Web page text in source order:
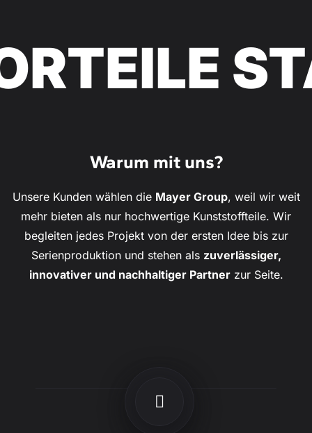
Warum mit uns?
Unsere Kunden wählen die Mayer Group, weil wir weit
mehr bieten als nur hochwertige Kunststoffteile. Wir
begleiten jedes Projekt von der ersten Idee bis zur
Serienproduktion und stehen als zuverlässiger,
innovativer und nachhaltiger Partnerzur Seite.